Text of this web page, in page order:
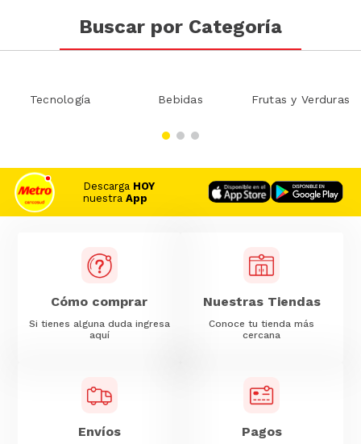
Buscar por Categoría
Tecnología Bebidas Frutas y Verduras
Descarga HOY
nuestra App
Cómo comprar
Si tienes alguna duda ingresa
aquí
Nuestras Tiendas
Conoce tu tienda más
cercana
Envíos Pagos